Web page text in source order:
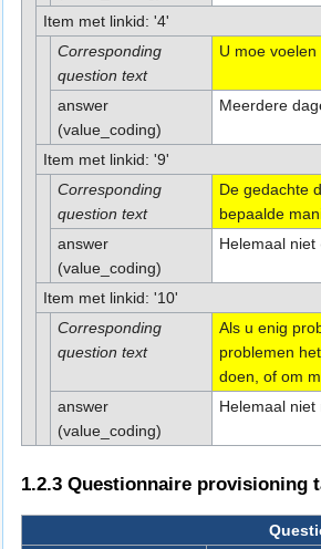
Item met linkid: '4'
Corresponding
question text
U moe
answer
(value_coding)
Meerdere
Item met linkid: '9'
Corresponding
question text
De gedachte
bepaalde
answer
(value_coding)
Helemaal niet
Item met linkid: '10'
Corresponding
question text
Als u enig
problemen
doen, of om
answer
(value_coding)
Helemaal niet
1.2.3 Questionnaire provisioning